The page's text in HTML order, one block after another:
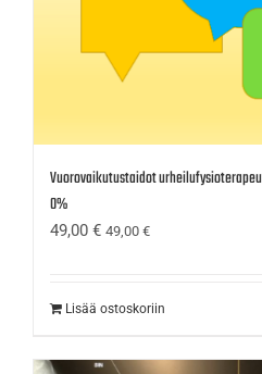
Vuorovaikutustaidot
0%
49,00 € 49,00 €
Lisää ostoskoriin